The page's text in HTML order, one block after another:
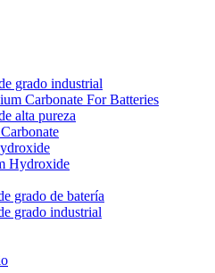
grado industrial
Carbonate For Batteries
alta pureza
Hydroxide
grado de batería
grado industrial